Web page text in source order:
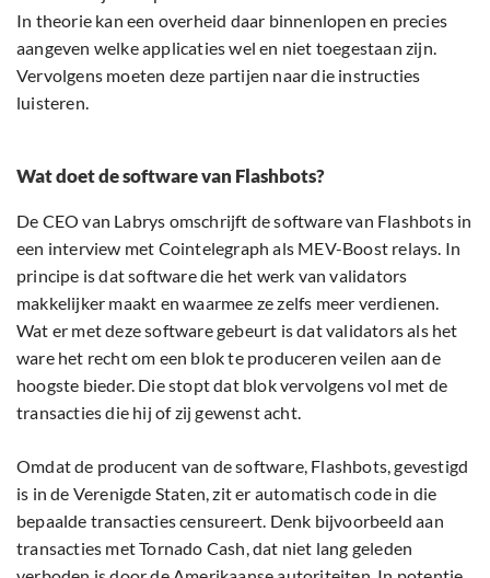
In theorie kan een overheid daar binnenlopen en precies
aangeven welke applicaties wel en niet toegestaan zijn.
Vervolgens moeten deze partijen naar die instructies
luisteren.
Wat doet de software van Flashbots?
De CEO van Labrys omschrijft de software van Flashbots in
een interview met Cointelegraph als MEV-Boost relays. In
principe is dat software die het werk van validators
makkelijker maakt en waarmee ze zelfs meer verdienen.
Wat er met deze software gebeurt is dat validators als het
ware het recht om een blok te produceren veilen aan de
hoogste bieder. Die stopt dat blok vervolgens vol met de
transacties die hij of zij gewenst acht.
Omdat de producent van de software, Flashbots, gevestigd
is in de Verenigde Staten, zit er automatisch code in die
bepaalde transacties censureert. Denk bijvoorbeeld aan
transacties met Tornado Cash, dat niet lang geleden